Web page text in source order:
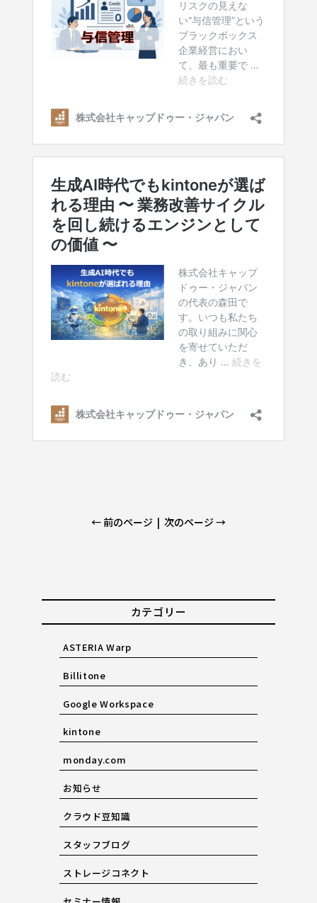
← 前のページ | 次のページ →
カテゴリー
ASTERIA Warp
Billitone
Google Workspace
kintone
monday.com
お知らせ
クラウド豆知識
スタッフブログ
ストレージコネクト